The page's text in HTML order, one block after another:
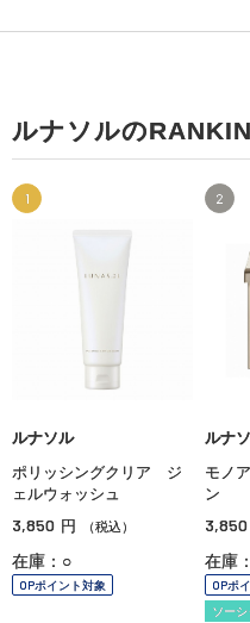
ルナソルの
1
ルナソル
ポリッシングクリア ジ
ェルウォッシュ
3,850 円 （税込）
在庫：○
OPポイント対象
2
ルナ
モノ
ン
3,850
在庫
OPポ
ソーシ